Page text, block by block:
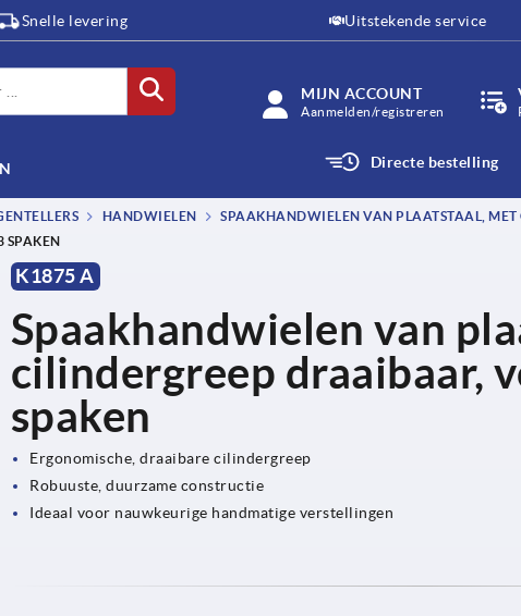
Snelle levering Uitstekende service
MIJN ACCOUNT
Aanmelden/registreren
Directe bestelling
HANDWIELEN
SPAAKHANDWIELEN VAN PLAATSTAAL,
K1875 A
Spaakhandwielen van
cilindergreep draaibaar,
spaken
Ergonomische, draaibare cilindergreep
Robuuste, duurzame constructie
Ideaal voor nauwkeurige handmatige verstellingen